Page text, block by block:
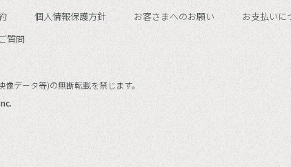
個人情報保護方針 お客さまへのお願い お支払いに
質問
像データ等)の無断転載を禁じます。